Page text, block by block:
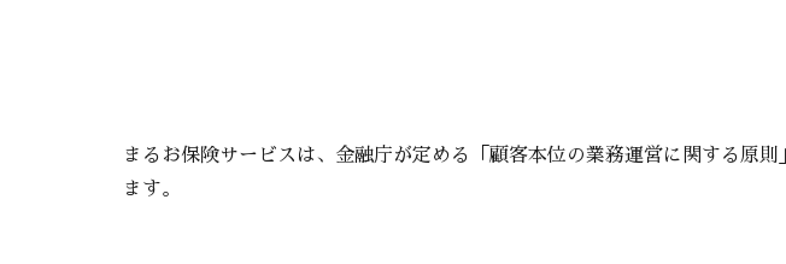
まるお保険サービスは、金融庁が定める「顧客本位の業務運営に関する原
ます。